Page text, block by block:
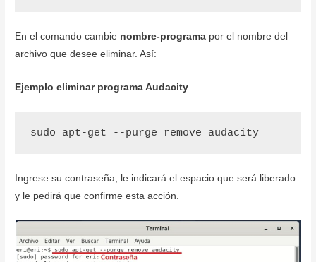
En el comando cambie nombre-programa por el nombre del
archivo que desee eliminar. Así:
Ejemplo eliminar programa Audacity
sudo apt-get --purge remove audacity
Ingrese su contraseña, le indicará el espacio que será liberado
y le pedirá que confirme esta acción.